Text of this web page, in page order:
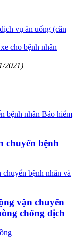
vụ ăn uống (căn
cho bệnh nhân
2021)
chuyển bệnh
vận chuyển
chống dịch